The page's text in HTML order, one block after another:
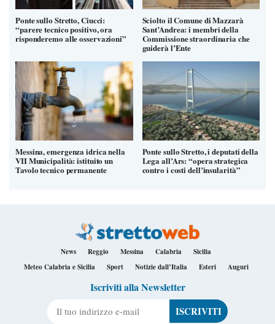
Ponte sullo Stretto, Ciucci:
“parere tecnico positivo, ora
risponderemo alle osservazioni”
Sciolto il Comune di Mazzarà
Sant’Andrea: i membri della
Commissione straordinaria che
guiderà l’Ente
Messina, emergenza idrica nella
VII Municipalità: istituito un
Tavolo tecnico permanente
Ponte sullo Stretto, i deputati della
Lega all’Ars: “opera strategica
contro i costi dell’insularità”
News Reggio Messina Calabria
Sicilia
Meteo Calabria e Sicilia
Sport Notizie dall’Italia Esteri Auguri
Iscriviti alla Newsletter